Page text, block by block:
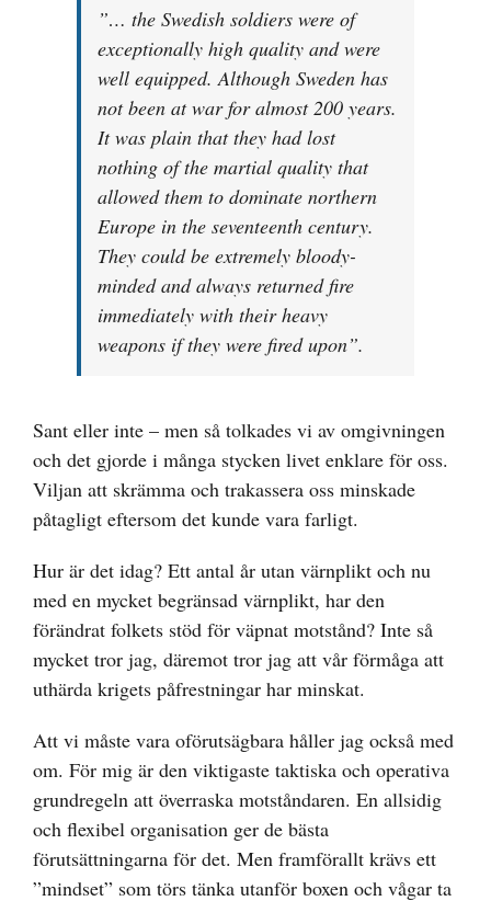
”… the Swedish soldiers were of
exceptionally high quality and were
well equipped. Although Sweden has
not been at war for almost 200 years.
It was plain that they had lost
nothing of the martial quality that
allowed them to dominate northern
Europe in the seventeenth century.
They could be extremely bloody-
minded and always returned fire
immediately with their heavy
weapons if they were fired upon”.
Sant eller inte – men så tolkades vi av omgivningen
och det gjorde i många stycken livet enklare för oss.
Viljan att skrämma och trakassera oss minskade
påtagligt eftersom det kunde vara farligt.
Hur är det idag? Ett antal år utan värnplikt och nu
med en mycket begränsad värnplikt, har den
förändrat folkets stöd för väpnat motstånd? Inte så
mycket tror jag, däremot tror jag att vår förmåga att
uthärda krigets påfrestningar har minskat.
Att vi måste vara oförutsägbara håller jag också med
om. För mig är den viktigaste taktiska och operativa
grundregeln att överraska motståndaren. En allsidig
och flexibel organisation ger de bästa
förutsättningarna för det. Men framförallt krävs ett
”mindset” som törs tänka utanför boxen och vågar ta